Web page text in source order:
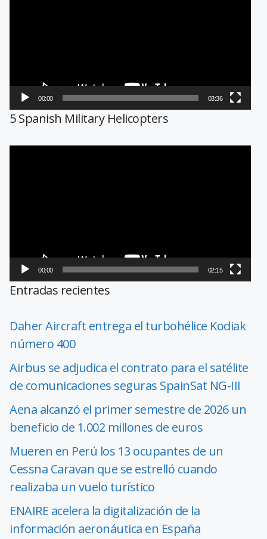
00:00 03:36
5 Spanish Military Helicopters
00:00 02:15
Entradas recientes
Daher Aircraft entrega el turbohélice Kodiak
número 400
Airbus se adjudica el contrato para el satélite
de comunicaciones seguras SpainSat NG-III
Aena alcanzó el primer semestre de 2026 un
beneficio de 1.002 millones de euros
Mueren en Perú los 13 ocupantes de un
Cessna Caravan que se estrelló cuando
realizaba un vuelo turístico
ENAIRE acelera la digitalización de la
información aeronáutica en España